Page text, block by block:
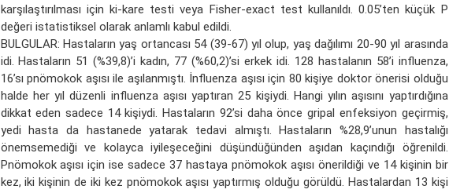
karşılaştırılması için ki-kare testi veya Fisher-exact test kullanıldı. 0.05’ten küçük P
değeri istatistiksel olarak anlamlı kabul edildi.
BULGULAR: Hastaların yaş ortancası 54 (39-67) yıl olup, yaş dağılımı 20-90 yıl arasında
idi. Hastaların 51 (%39,8)’i kadın, 77 (%60,2)’si erkek idi. 128 hastalanın 58’i influenza,
16’sı pnömokok aşısı ile aşılanmıştı. İnfluenza aşısı için 80 kişiye doktor önerisi olduğu
halde her yıl düzenli influenza aşısı yaptıran 25 kişiydi. Hangi yılın aşısını yaptırdığına
dikkat eden sadece 14 kişiydi. Hastaların 92’si daha önce gripal enfeksiyon geçirmiş,
yedi hasta da hastanede yatarak tedavi almıştı. Hastaların %28,9’unun hastalığı
önemsemediği ve kolayca iyileşeceğini düşündüğünden aşıdan kaçındığı öğrenildi.
Pnömokok aşısı için ise sadece 37 hastaya pnömokok aşısı önerildiği ve 14 kişinin bir
kez, iki kişinin de iki kez pnömokok aşısı yaptırmış olduğu görüldü. Hastalardan 13 kişi